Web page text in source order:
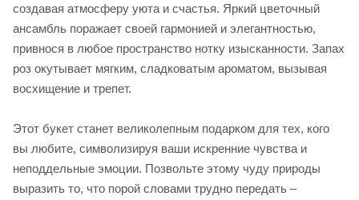
создавая атмосферу уюта и счастья. Яркий цветочный
ансамбль поражает своей гармонией и элегантностью,
привнося в любое пространство нотку изысканности. Запах
роз окутывает мягким, сладковатым ароматом, вызывая
восхищение и трепет.
Этот букет станет великолепным подарком для тех, кого
вы любите, символизируя ваши искренние чувства и
неподдельные эмоции. Позвольте этому чуду природы
выразить то, что порой словами трудно передать –